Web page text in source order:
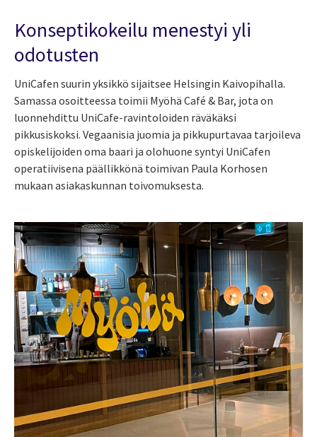
Konseptikokeilu menestyi yli
odotusten
UniCafen suurin yksikkö sijaitsee Helsingin Kaivopihalla.
Samassa osoitteessa toimii Myöhä Café & Bar, jota on
luonnehdittu UniCafe-ravintoloiden räväkäksi
pikkusiskoksi. Vegaanisia juomia ja pikkupurtavaa tarjoileva
opiskelijoiden oma baari ja olohuone syntyi UniCafen
operatiivisena päällikkönä toimivan Paula Korhosen
mukaan asiakaskunnan toivomuksesta.